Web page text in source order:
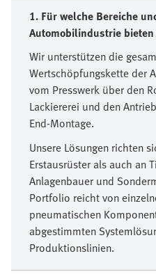
1. Für welche Bereiche
Automobilindustrie
Wir unterstützen die
Wertschöpfungskette der
vom Presswerk über den
Lackiererei und den
End-Montage.
Unsere Lösungen richten
Erstausrüster als auch an
Anlagenbauer und
Portfolio reicht von
pneumatischen
abgestimmten
Produktionslinien.